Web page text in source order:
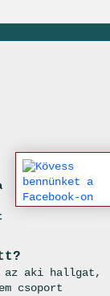
az aki hallgat,
csoport